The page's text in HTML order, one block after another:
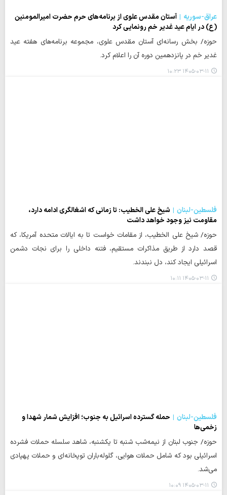
عراق-سوریه
آستان مقدس علوی از برنامه‌های حرم حضرت امیرالمومنین
(ع) در ایام عید غدیر خم رونمایی کرد
حوزه/ بخش رسانه‌ای آستان مقدس علوی، مجموعه برنامه‌های هفته عید
غدیر خم در پانزدهمین دوره آن را اعلام کرد.
۱۴۰۵-۰۳-۱۱ ۱۰:۲۳
فلسطین-لبنان
شیخ علی الخطیب: تا زمانی که اشغالگری ادامه دارد،
مقاومت نیز وجود خواهد داشت
حوزه/ شیخ علی الخطیب، از مقامات خواست تا به ایالات متحده آمریکا، که
قصد دارد از طریق مذاکرات مستقیم، فتنه داخلی را برای نجات دشمن
اسرائیلی ایجاد کند، دل نبندند.
۱۴۰۵-۰۳-۱۱ ۱۰:۱۱
فلسطین-لبنان
حمله گسترده اسرائیل به جنوب؛ افزایش شمار شهدا و
زخمی‌ها
حوزه/ جنوب لبنان از نیمه‌شب شنبه تا یکشنبه، شاهد سلسله حملات فشرده
اسرائیلی بود که شامل حملات هوایی، گلوله‌باران توپخانه‌ای و حملات پهپادی
می‌شد.
۱۴۰۵-۰۳-۱۱ ۱۰:۰۹